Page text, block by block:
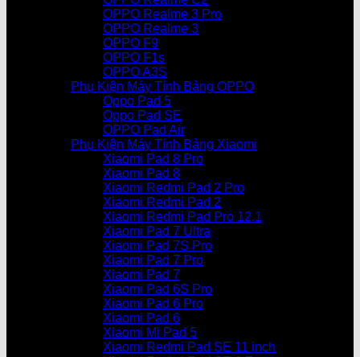
OPPO Realme 3 Pro
OPPO Realme 3
OPPO F9
OPPO F1s
OPPO A3S
Phụ Kiện Máy Tính Bảng OPPO
Oppo Pad 5
Oppo Pad SE
OPPO Pad Air
Phụ Kiện Máy Tính Bảng Xiaomi
Xiaomi Pad 8 Pro
Xiaomi Pad 8
Xiaomi Redmi Pad 2 Pro
Xiaomi Redmi Pad 2
Xiaomi Redmi Pad Pro 12.1
Xiaomi Pad 7 Ultra
Xiaomi Pad 7S Pro
Xiaomi Pad 7 Pro
Xiaomi Pad 7
Xiaomi Pad 6S Pro
Xiaomi Pad 6 Pro
Xiaomi Pad 6
Xiaomi Mi Pad 5
Xiaomi Redmi Pad SE 11 inch